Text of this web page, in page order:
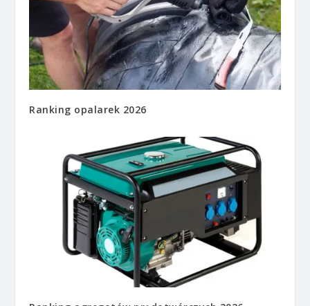
Ranking opalarek 2026